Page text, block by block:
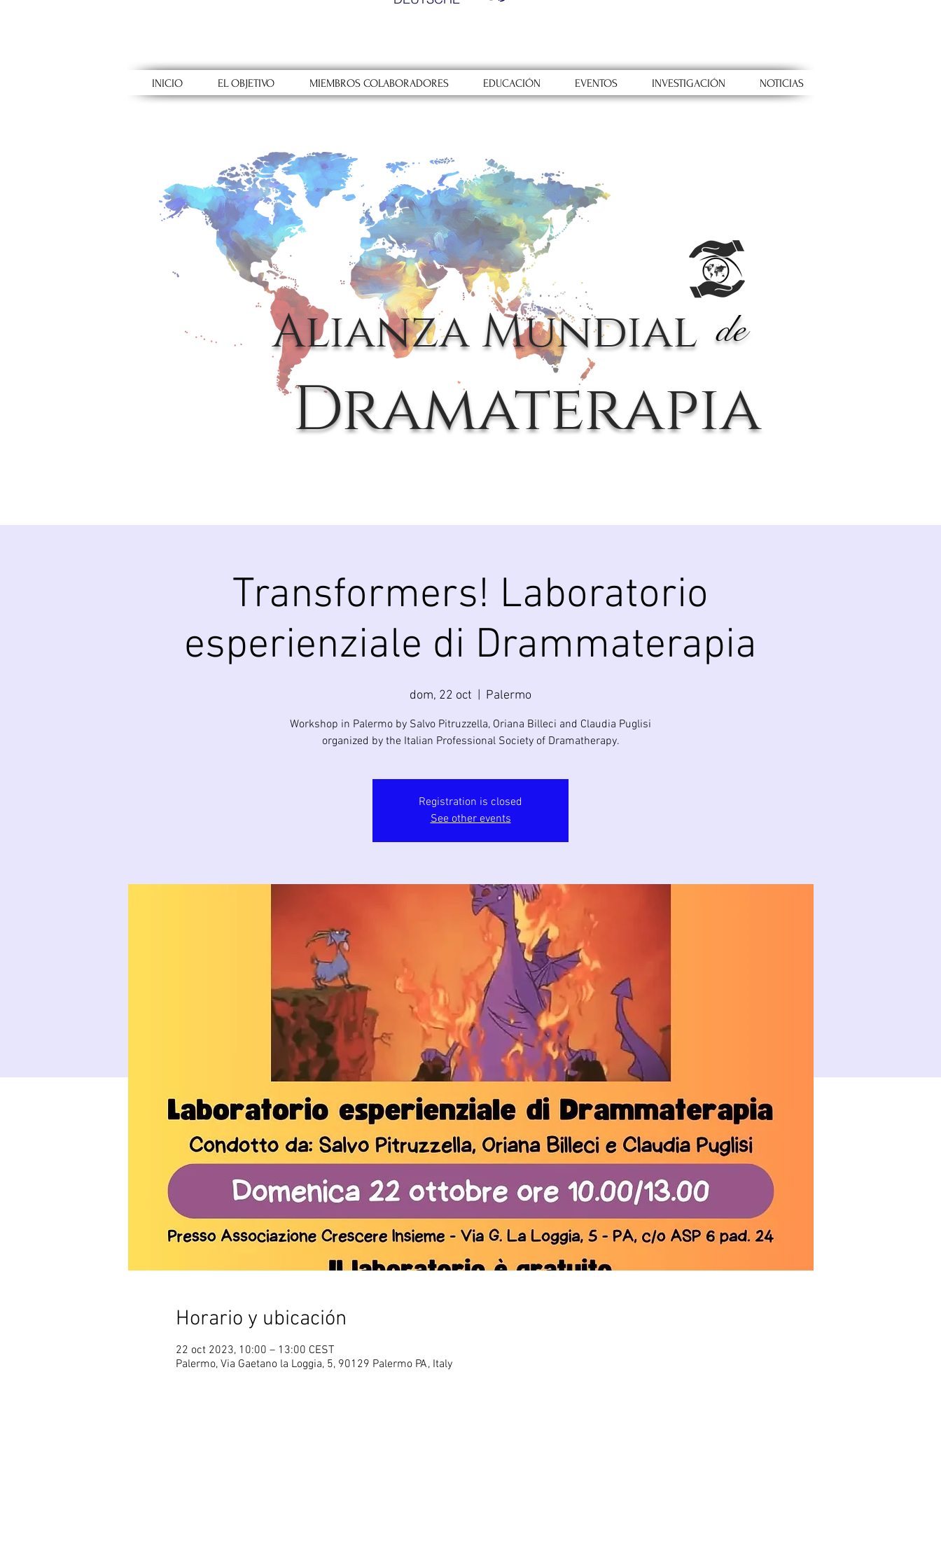
INICIO EL OBJETIVO MIEMBROS COLABORADORES EDUCACIÓN EVENTOS INVESTIGACIÓN NOTICIAS
Alianza Mundial de
Dramaterapia
Transformers! Laboratorio
esperienziale di Drammaterapia
dom, 22 oct Palermo
Workshop in Palermo by Salvo Pitruzzella, Oriana Billeci and Claudia Puglisi
organized by the Italian Professional Society of Dramatherapy.
Registration is closed
See other events
Horario y ubicación
22 oct 2023, 10:00 – 13:00 CEST
Palermo, Via Gaetano la Loggia, 5, 90129 Palermo PA, Italy